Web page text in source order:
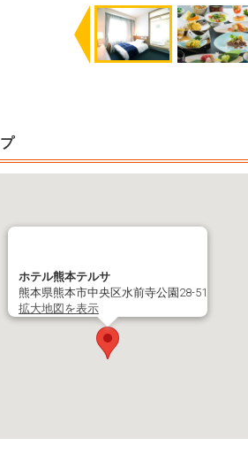
Previous
ホテル熊本テルサ
熊本県熊本市中央区水前寺公園28-51
拡大地図を表示